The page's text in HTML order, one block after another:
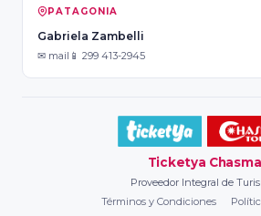
PATAGONIA
Gabriela Zambelli
✉ mail 📱 299 413-2945
Ticketya Chasma
Proveedor Integral de
Términos y Condiciones